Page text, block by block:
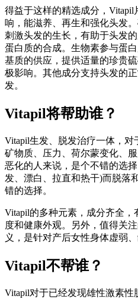
得益于这样的精选成分，
响，能滋养、再生和强化头发
刺激头发的生长，有助于头发
蛋白质的合成。生物素参与蛋
基质的供应，提供适量的珍贵
极影响。其他成分支持头发的
发。
Vitapil将帮助谁？
Vitapil生发、脱发治疗一体，
矿物质、压力、荷尔蒙变化、
恶化的人来说，是个不错的选
发、漂白、拉直和热干)而脱落
错的选择。
Vitapil的多种元素，成分齐全
度和健康外观。另外，值得关
义，是针对产后女性身体虚弱
Vitapil不帮谁？
Vitapil对于已经发现雄性激素